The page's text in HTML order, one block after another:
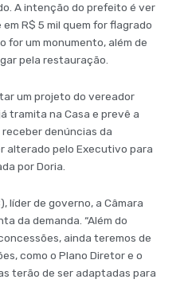
A intenção do prefeito é ver
R$ 5 mil quem for flagrado
for um monumento, além de
pela restauração.
um projeto do vereador
tramita na Casa e prevê a
denúncias da
alterado pelo Executivo para
por Doria.
líder de governo, a Câmara
da demanda. “Além do
ainda teremos de
como o Plano Diretor e o
terão de ser adaptadas para